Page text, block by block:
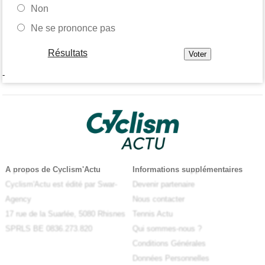
Non
Ne se prononce pas
Résultats
-
A propos de Cyclism'Actu
Cyclism'Actu est édité par Swar-
Agency
17 rue de la Suarlée, 5080 Rhisnes
SPRLS BE 0836.273.820
Informations supplémentaires
Devenir partenaire
Nous contacter
Tennis Actu
Qui sommes-nous ?
Conditions Générales
Données Personnelles